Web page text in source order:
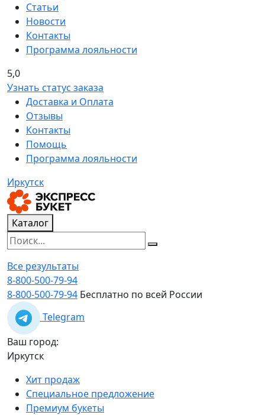
Статьи
Новости
Контакты
Программа лояльности
5,0
Узнать статус заказа
Доставка и Оплата
Отзывы
Контакты
Помощь
Программа лояльности
Иркутск
Каталог
Все результаты
8-800-500-79-94
8-800-500-79-94 Бесплатно по всей России
Telegram
Ваш город:
Иркутск
Хит продаж
Специальное предложение
Премиум букеты